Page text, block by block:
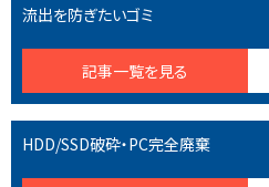
流出を防ぎたいゴミ
記事一覧を見る
HDD/SSD破砕・PC完全廃棄